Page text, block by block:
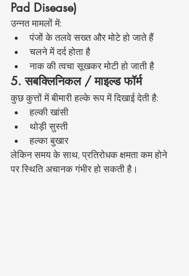
Pad Disease)
उन्नत मामलों में:
पंजों के तलवे सख्त और मोटे हो जाते हैं
चलने में दर्द होता है
नाक की त्वचा सूखकर मोटी हो जाती है
5. सबक्लिनिकल / माइल्ड फॉर्म
कुछ कुत्तों में बीमारी हल्के रूप में दिखाई देती है:
हल्की खांसी
थोड़ी सुस्ती
हल्का बुखार
लेकिन समय के साथ, प्रतिरोधक क्षमता कम होने
पर स्थिति अचानक गंभीर हो सकती है।